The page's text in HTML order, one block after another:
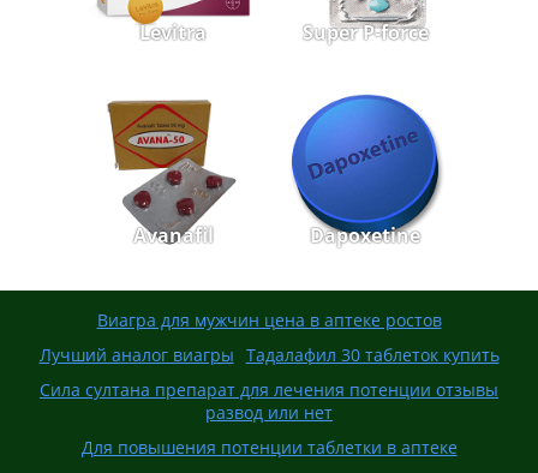
Levitra Super P-force
Avanafil Dapoxetine
Виагра для мужчин цена в аптеке ростов
Лучший аналог виагры Тадалафил 30 таблеток купить
Сила султана препарат для лечения потенции отзывы
развод или нет
Для повышения потенции таблетки в аптеке